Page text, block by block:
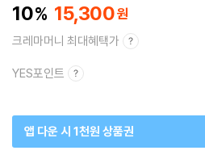
10 15,300
크레마머니 최대혜택가
YES포인트
앱 다운 시 1천원 상품권